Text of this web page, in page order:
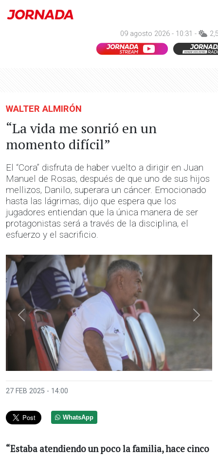
09 agosto 2026 - 10:31 -
WALTER ALMIRÓN
“La vida me sonrió en un
momento difícil”
El “Cora” disfruta de haber vuelto a dirigir en Juan
Manuel de Rosas, después de que uno de sus hijos
mellizos, Danilo, superara un cáncer. Emocionado
hasta las lágrimas, dijo que espera que los
jugadores entiendan que la única manera de ser
protagonistas será a través de la disciplina, el
esfuerzo y el sacrificio.
Anterior
27 FEB 2025 - 14:00
WhatsApp
“Estaba atendiendo un poco la familia, hace cinco